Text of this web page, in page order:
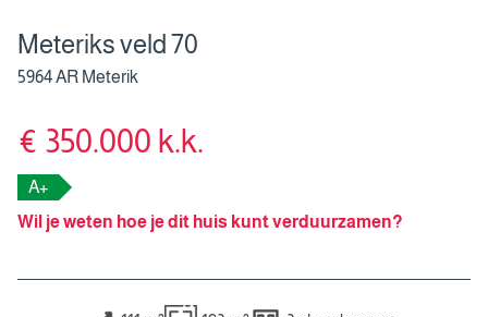
Meteriks veld 70
5964 AR Meterik
€ 350.000 k.k.
A+
Wil je weten hoe je dit huis kunt verduurzamen?